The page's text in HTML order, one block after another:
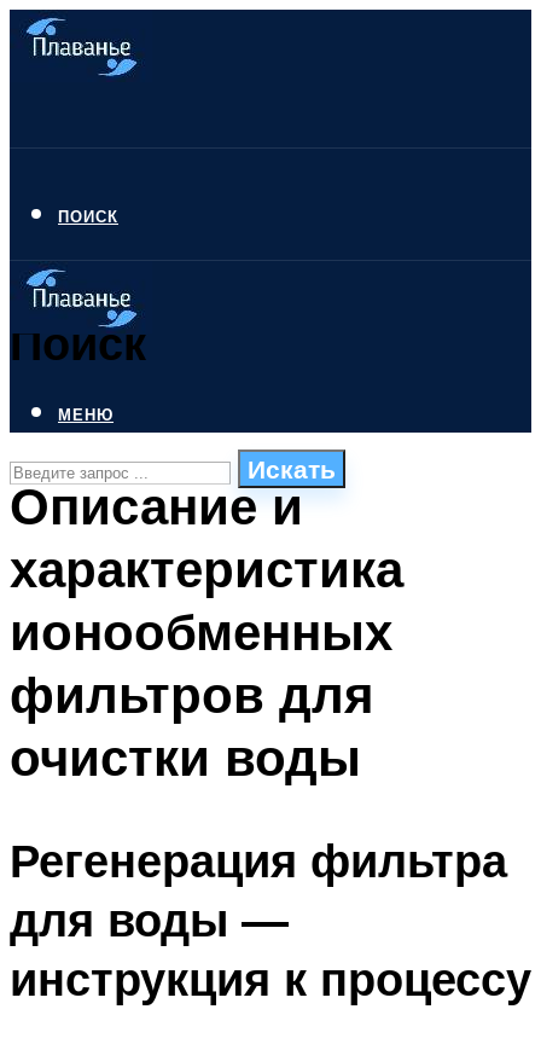
ПОИСК
Поиск
Искать
ПЛАВАНЬЕ ДЛЯ ДЕТЕЙ
БАССЕЙН ДЛЯ ДОМА
МЕНЮ
МЕНЮ
Описание и
характеристика
ионообменных
фильтров для
очистки воды
Регенерация фильтра
для воды —
инструкция к процессу